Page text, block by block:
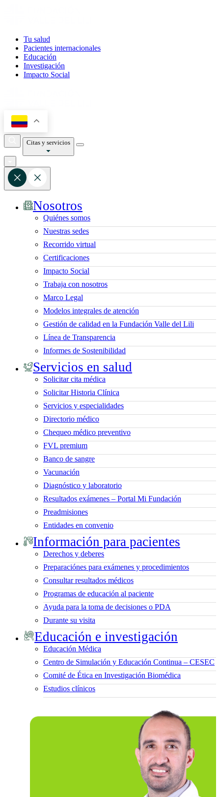
Tu salud
Pacientes internacionales
Educación
Investigación
Impacto Social
Citas y servicios
Nosotros
Quiénes somos
Nuestras sedes
Recorrido virtual
Certificaciones
Impacto Social
Trabaja con nosotros
Marco Legal
Modelos integrales de atención
Gestión de calidad en la Fundación Valle del Lili
Línea de Transparencia
Informes de Sostenibilidad
Servicios en salud
Solicitar cita médica
Solicitar Historia Clínica
Servicios y especialidades
Directorio médico
Chequeo médico preventivo
FVL premium
Banco de sangre
Vacunación
Diagnóstico y laboratorio
Resultados exámenes – Portal Mi Fundación
Preadmisiones
Entidades en convenio
Información para pacientes
Derechos y deberes
Preparaciónes para exámenes y procedimientos
Consultar resultados médicos
Programas de educación al paciente
Ayuda para la toma de decisiones o PDA
Durante su visita
Educación e investigación
Educación Médica
Centro de Simulación y Educación Continua – CESEC
Comité de Ética en Investigación Biomédica
Estudios clínicos